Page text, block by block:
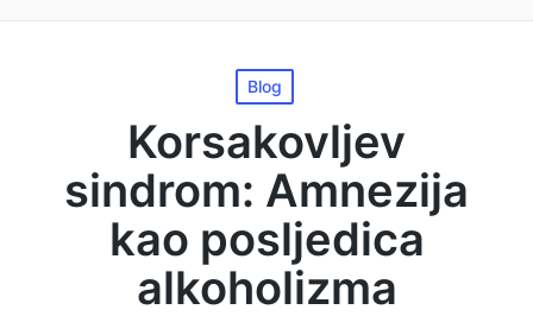
Posted
in
Blog
Korsakovljev
sindrom: Amnezija
kao posljedica
alkoholizma